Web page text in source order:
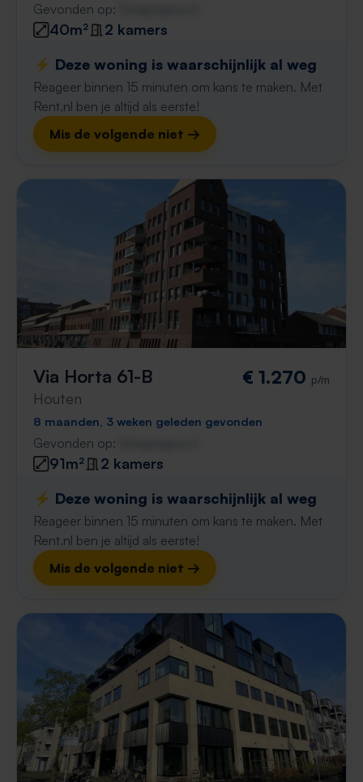
Gevonden op:
40m²
2 kamers
⚡️ Deze woning is waarschijnlijk al weg
Reageer binnen 15 minuten om kans te maken. Met
Rent.nl ben je altijd als eerste!
Mis de volgende niet →
Via Horta 61-B
Houten
€ 1.270 p/m
8 maanden, 3 weken geleden gevonden
Gevonden op:
91m²
2 kamers
⚡️ Deze woning is waarschijnlijk al weg
Reageer binnen 15 minuten om kans te maken. Met
Rent.nl ben je altijd als eerste!
Mis de volgende niet →